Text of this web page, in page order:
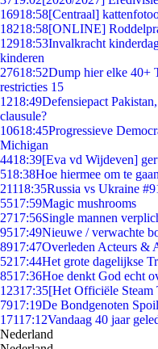
16918:58[Centraal]
18218:58[ONLINE]
12918:53Invalkracht
kinderen
27618:52Dump hier elke 40+
restricties 15
1218:49Defensiepact
clausule?
10618:45Progressieve
Michigan
4418:39[Eva vd Wijdeven]
518:38Hoe hiermee om te
21118:35Russia vs Ukraine
5517:59Magic mushrooms
2717:56Single mannen
9517:49Nieuwe / verwachte
8917:47Overleden Acteurs &
5217:44Het grote dagelijkse
8517:36Hoe denkt God echt
12317:35[Het Officiële Steam
7917:19De Bondgenoten
17117:12Vandaag 40 jaar
Nederland